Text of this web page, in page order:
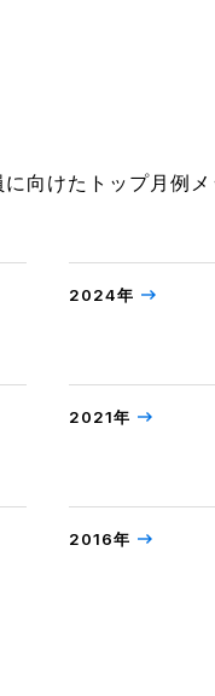
に向けたトップ月例メ
2024年
2021年
2016年